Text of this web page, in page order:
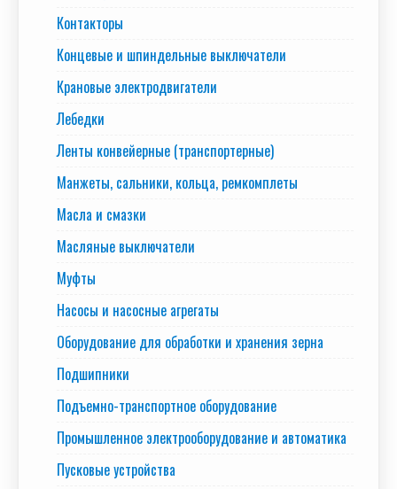
Контакторы
Концевые и шпиндельные выключатели
Крановые электродвигатели
Лебедки
Ленты конвейерные (транспортерные)
Манжеты, сальники, кольца, ремкомплеты
Масла и смазки
Масляные выключатели
Муфты
Насосы и насосные агрегаты
Оборудование для обработки и хранения зерна
Подшипники
Подъемно-транспортное оборудование
Промышленное электрооборудование и автоматика
Пусковые устройства